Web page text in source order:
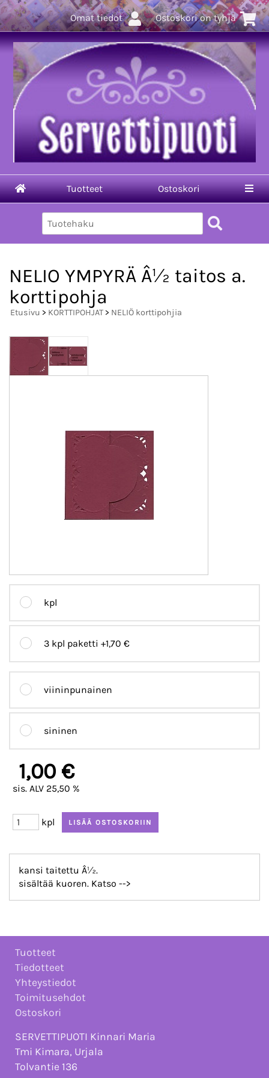
Omat tiedot Ostoskori on tyhjä
Tuotteet Ostoskori
NELIO YMPYRÄ Â½ taitos a.
korttipohja
Etusivu > KORTTIPOHJAT> NELIÖ korttipohjia
kpl
3 kpl paketti +1,70 €
viininpunainen
sininen
1,00 €
sis. ALV 25,50 %
kpl
kansi taitettu Â½.
sisältää kuoren. Katso -->
Tuotteet
Tiedotteet
Yhteystiedot
Toimitusehdot
Ostoskori
SERVETTIPUOTI Kinnari Maria
Tmi Kimara, Urjala
Tolvantie 136